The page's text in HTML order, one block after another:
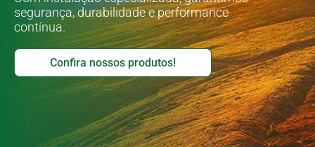
segurança, durabilidade e performance
contínua.
Confira nossos produtos!